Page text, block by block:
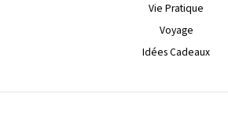
Vie Pratique
Voyage
Idées Cadeaux